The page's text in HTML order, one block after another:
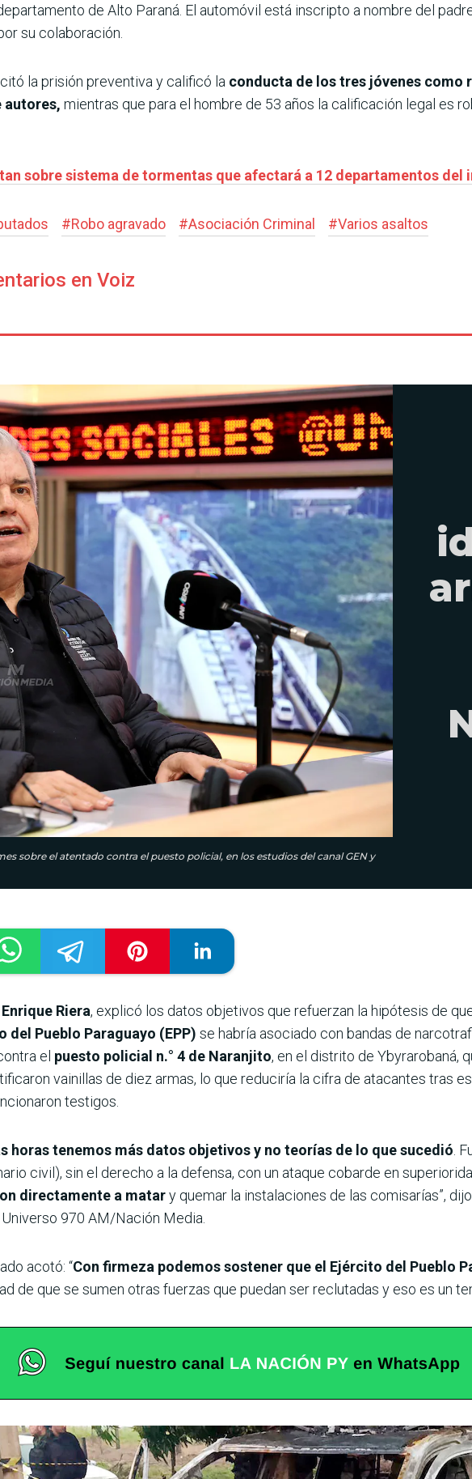
de Alto Paraná. El automóvil está inscripto a nombre del
su colaboración.
la prisión preventiva y calificó la conducta de los tres jóvenes como
autores, mientras que para el hombre de 53 años la calificación legal es
sobre sistema de tormentas que afectará a 12 departamentos del
#Robo agravado #Asociación Criminal #Varios asaltos
en Voiz
sobre el atentado contra el puesto policial, en los estudios del canal GEN y
Riera, explicó los datos objetivos que refuerzan la hipótesis de
del Pueblo Paraguayo (EPP) se habría asociado con bandas de
el puesto policial n.° 4 de Naranjito, en el distrito de Ybyrarobaná,
vainillas de diez armas, lo que reduciría la cifra de atacantes tras
testigos.
horas tenemos más datos objetivos y no teorías de lo que sucedió.
civil), sin el derecho a la defensa, con un ataque cobarde en
directamente a matary quemar la instalaciones de las comisarías”,
970 AM/Nación Media.
acotó: “Con firmeza podemos sostener que el Ejército del Pueblo
de que se sumen otras fuerzas que puedan ser reclutadas y eso es un